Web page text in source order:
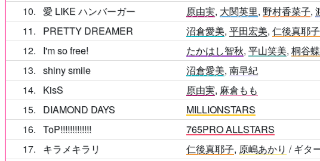
10
愛 LIKE ハンバーガー 原由実, 大関英里,野村香菜子,
11
PRETTY DREAMER 沼倉愛美,平田宏美,仁後真耶子
12
I'm so free! たかはし智秋,平山笑美,桐谷
13
shiny smile 沼倉愛美,南早紀
14
KisS 原由実, 麻倉もも
15
DIAMOND DAYS
MILLIONSTARS
16
ToP!!!!!!!!!!!!!
765PRO ALLSTARS
17
キラメキラリ 仁後真耶子, 原嶋あかり / ギタ